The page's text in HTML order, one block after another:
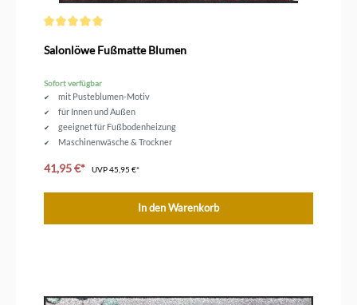
Salonlöwe Fußmatte Blumen
Sofort verfügbar
mit Pusteblumen-Motiv
für Innen und Außen
geeignet für Fußbodenheizung
Maschinenwäsche & Trockner
41,95 €* UVP45,95 €*
In den Warenkorb